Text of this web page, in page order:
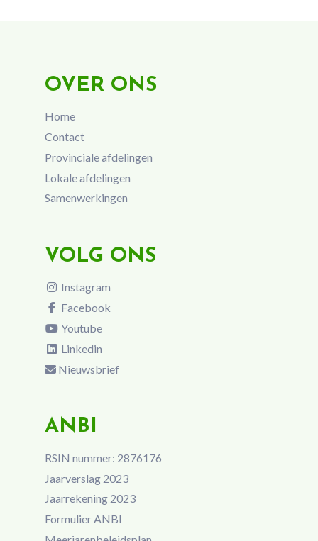
OVER ONS
Home
Contact
Provinciale afdelingen
Lokale afdelingen
Samenwerkingen
VOLG ONS
Instagram
Facebook
Youtube
Linkedin
Nieuwsbrief
ANBI
RSIN nummer: 2876176
Jaarverslag 2023
Jaarrekening 2023
Formulier ANBI